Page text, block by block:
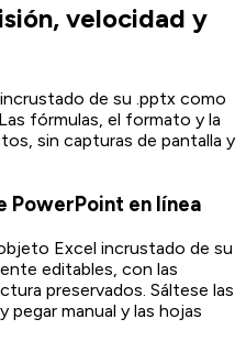
velocidad y
de su .pptx como
fórmulas, el formato y la
sin capturas de pantalla y
PowerPoint en línea
Excel incrustado de su
editables, con las
preservados. Sáltese las
pegar manual y las hojas